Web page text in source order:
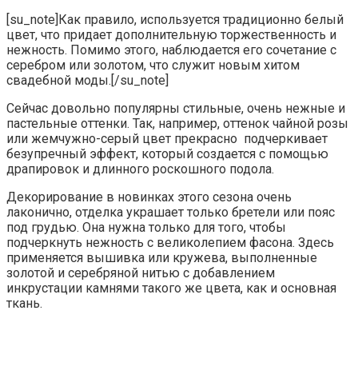
[su_note]Как правило, используется традиционно белый
цвет, что придает дополнительную торжественность и
нежность. Помимо этого, наблюдается его сочетание с
серебром или золотом, что служит новым хитом
свадебной моды.[/su_note]
Сейчас довольно популярны стильные, очень нежные и
пастельные оттенки. Так, например, оттенок чайной розы
или жемчужно-серый цвет прекрасно подчеркивает
безупречный эффект, который создается с помощью
драпировок и длинного роскошного подола.
Декорирование в новинках этого сезона очень
лаконично, отделка украшает только бретели или пояс
под грудью. Она нужна только для того, чтобы
подчеркнуть нежность с великолепием фасона. Здесь
применяется вышивка или кружева, выполненные
золотой и серебряной нитью с добавлением
инкрустации камнями такого же цвета, как и основная
ткань.